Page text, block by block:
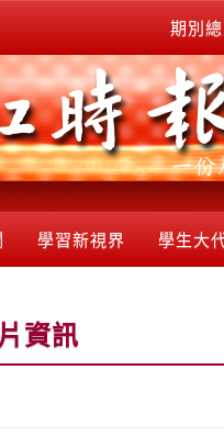
期別
學習新視界 學生大
資訊